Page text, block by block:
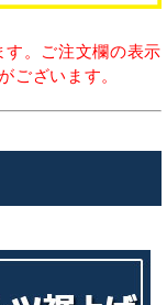
。ご注文欄の表示
ございます。